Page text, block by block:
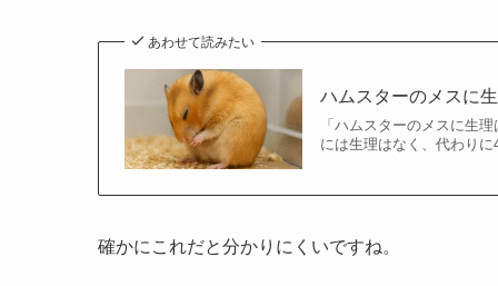
あわせて読みたい
ハムスターのメスに
「ハムスターのメスに生
には生理はなく、代わり
確かにこれだと分かりにくいですね。